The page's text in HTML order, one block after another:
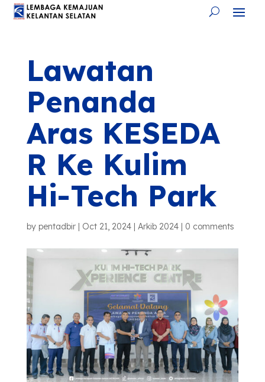
Lawatan
Penanda
Aras KESEDA
R Ke Kulim
Hi-Tech Park
by pentadbir| Oct 21, 2024| Arkib 2024| 0 comments